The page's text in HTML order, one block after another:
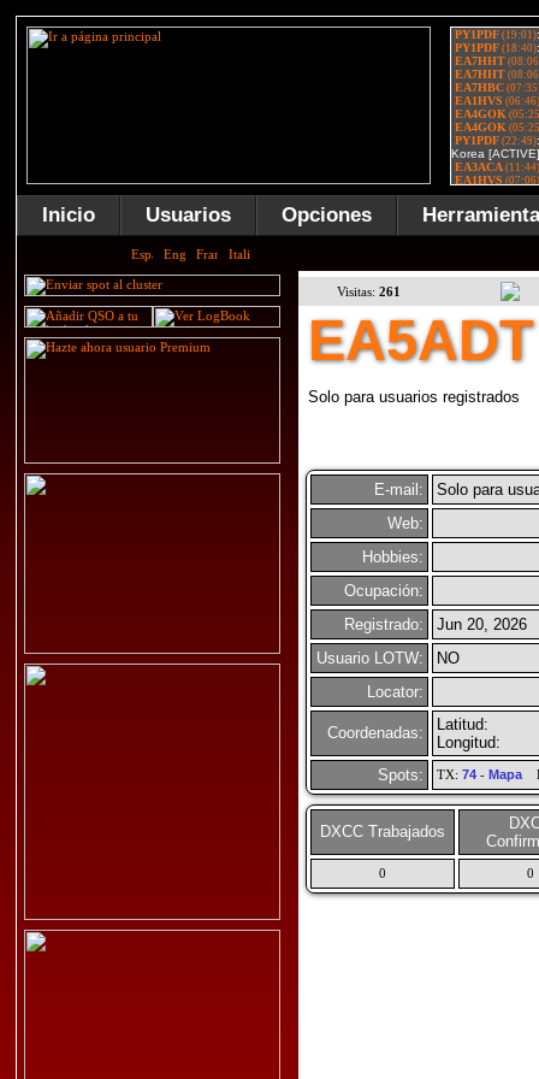
Inicio Usuarios Opciones
Visitas: 261
EA5ADT
Solo para usuarios registrados
E-mail:
Solo para
Web:
Hobbies:
Ocupación:
Registrado:
Jun 20, 2026
Usuario LOTW:
NO
Locator:
Coordenadas:
Latitud:
Longitud:
Spots:
TX: 74- Mapa
DXCC Trabajados
0 0